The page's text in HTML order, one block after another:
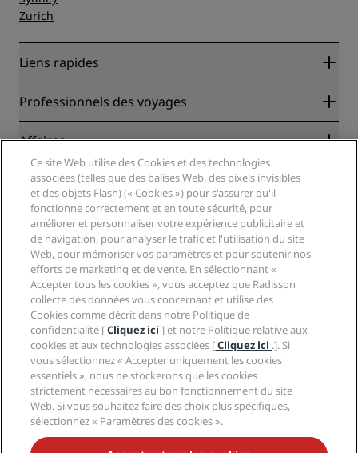
Zurich
Liens rapides
Radisson Rewards
Blog
Nouveaux et futurs hôtels
Application Radisson Hotels
Hôtels adaptés aux sportifs
Hôtels adaptés aux Familles
Santé et sécurité
Professionnels des voyages
Partenaires
Agents de voyages
Affaires
Radisson Hotel Group
Médias
Carrières RHG
Carrières PPHE
Carrières EHL
The Club by RHG
Opportunités de développement
Entreprise responsable
Approvisionnement
Légal
Centre de confidentialité
Mentions légales
Conditions générales Radisson Rewards
Contrat d’utilisation du site
Accessibilité numérique
Déclaration sur l’esclavage moderne
Aide
Avis aux consommateurs
Contact
FAQ
Plan du site
Médias sociaux
Marques Radisson Hotels
NE MANQUEZ AUCUNE DE NOS OFFRES LES PLUS
POPULAIRES
Ce site Web utilise des Cookies et des technologies
associées (telles que des balises Web, des pixels invisibles
et des objets Flash) (« Cookies ») pour s'assurer qu'il
fonctionne correctement et en toute sécurité, pour
améliorer et personnaliser votre expérience publicitaire et
de navigation, pour analyser le trafic et l'utilisation du site
Web, pour mémoriser vos paramètres et pour soutenir nos
efforts de marketing et de vente. En sélectionnant «
Accepter tous les cookies », vous acceptez que Radisson
collecte des données vous concernant et utilise des
Cookies comme décrit dans notre Politique de
confidentialité [Cliquez ici] et notre Politique relative aux
cookies et aux technologies associées [Cliquez ici .]. Si
vous sélectionnez « Accepter uniquement les cookies
essentiels », nous ne stockerons que les cookies
strictement nécessaires au bon fonctionnement du site
Web. Si vous souhaitez faire des choix plus spécifiques,
sélectionnez « Paramètres des cookies ».